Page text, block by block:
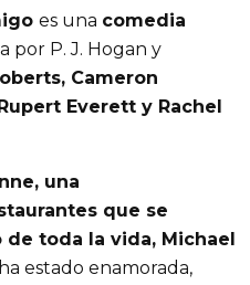
es una comedia
por P. J. Hogan y
Cameron
Everett y Rachel
una
que se
toda la vida, Michael
estado enamorada,